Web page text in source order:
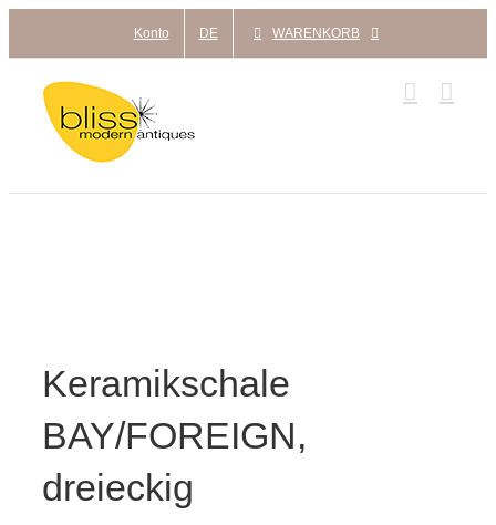
springen
Konto DE WARENKORB
Keramikschale
BAY/FOREIGN,
dreieckig